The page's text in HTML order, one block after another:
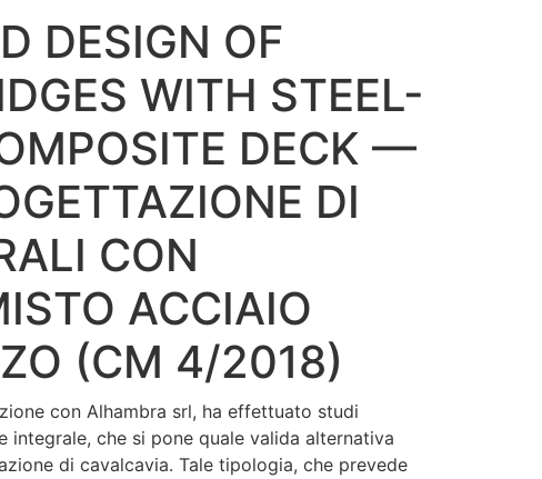
DESIGN OF
WITH STEEL-
DECK —
DI
CON
ACCIAIO
(CM 4/2018)
con Alhambra srl, ha effettuato studi
che si pone quale valida alternativa
di cavalcavia. Tale tipologia, che prevede